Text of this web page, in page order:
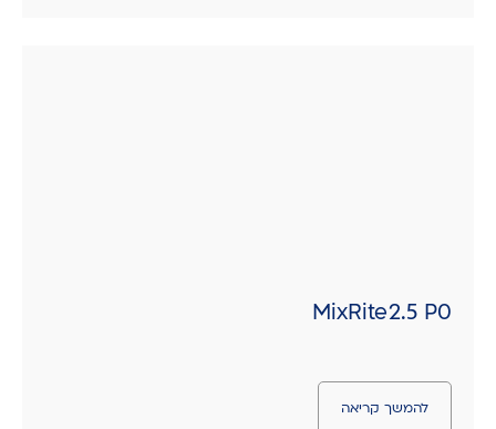
MixRite 2.5 P0
להמשך קריאה